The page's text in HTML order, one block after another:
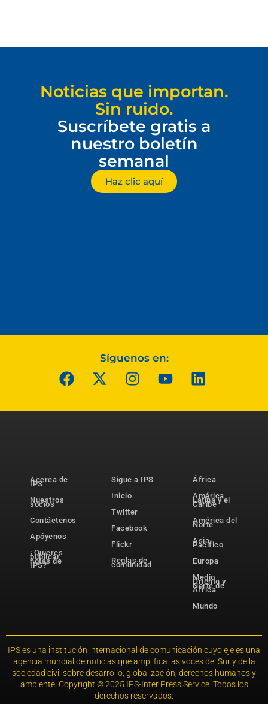
Noticias que importan.
Sin ruido.
Suscríbete gratis a
nuestro boletín
semanal
Haz clic aquí
Síguenos en:
Acerca de
IPS
Nuestros
socios
Contáctenos
Apóyenos
¿Quieres
publicar
notas de
IPS?
Sigue a IPS
Inicio
Twitter
Facebook
Flickr
Reglas de
comunidad
África
América
Latina y el
Caribe
América del
Norte
Asia-
Pacífico
Europa
Medio
Oriente y
Norte de
África
Mundo
IPS es una institución internacional de comunicación cuyo eje es una
agencia mundial de noticias que amplifica las voces del Sur y de la
sociedad civil sobre desarrollo, globalización, derechos humanos y
ambiente. Copyright © 2025 IPS-Inter Press Service. Todos los
derechos reservados.